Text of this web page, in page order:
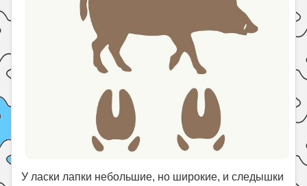
У ласки лапки небольшие, но широкие, и следышки